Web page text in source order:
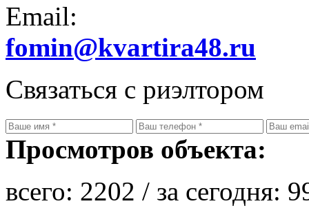
Email:
fomin@kvartira48.ru
Связаться с риэлтором
Просмотров объекта:
всего: 2202 / за сегодня: